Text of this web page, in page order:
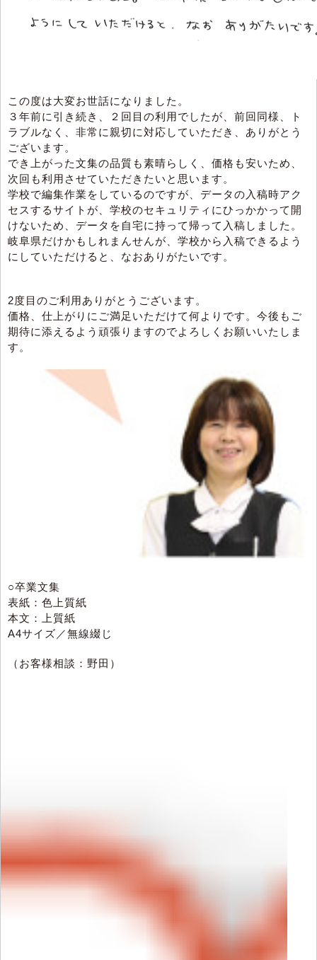
この度は大変お世話になりました。
３年前に引き続き、２回目の利用でしたが、前回同様、ト
ラブルなく、非常に親切に対応していただき、ありがとう
ございます。
でき上がった文集の品質も素晴らしく、価格も安いため、
次回も利用させていただきたいと思います。
学校で編集作業をしているのですが、データの入稿時アク
セスするサイトが、学校のセキュリティにひっかかって開
けないため、データを自宅に持って帰って入稿しました。
岐阜県だけかもしれまんせんが、学校から入稿できるよう
にしていただけると、なおありがたいです。
2度目のご利用ありがとうございます。
価格、仕上がりにご満足いただけて何よりです。今後もご
期待に添えるよう頑張りますのでよろしくお願いいたしま
す。
○卒業文集
表紙：色上質紙
本文：上質紙
A4サイズ／無線綴じ
（お客様相談：野田）